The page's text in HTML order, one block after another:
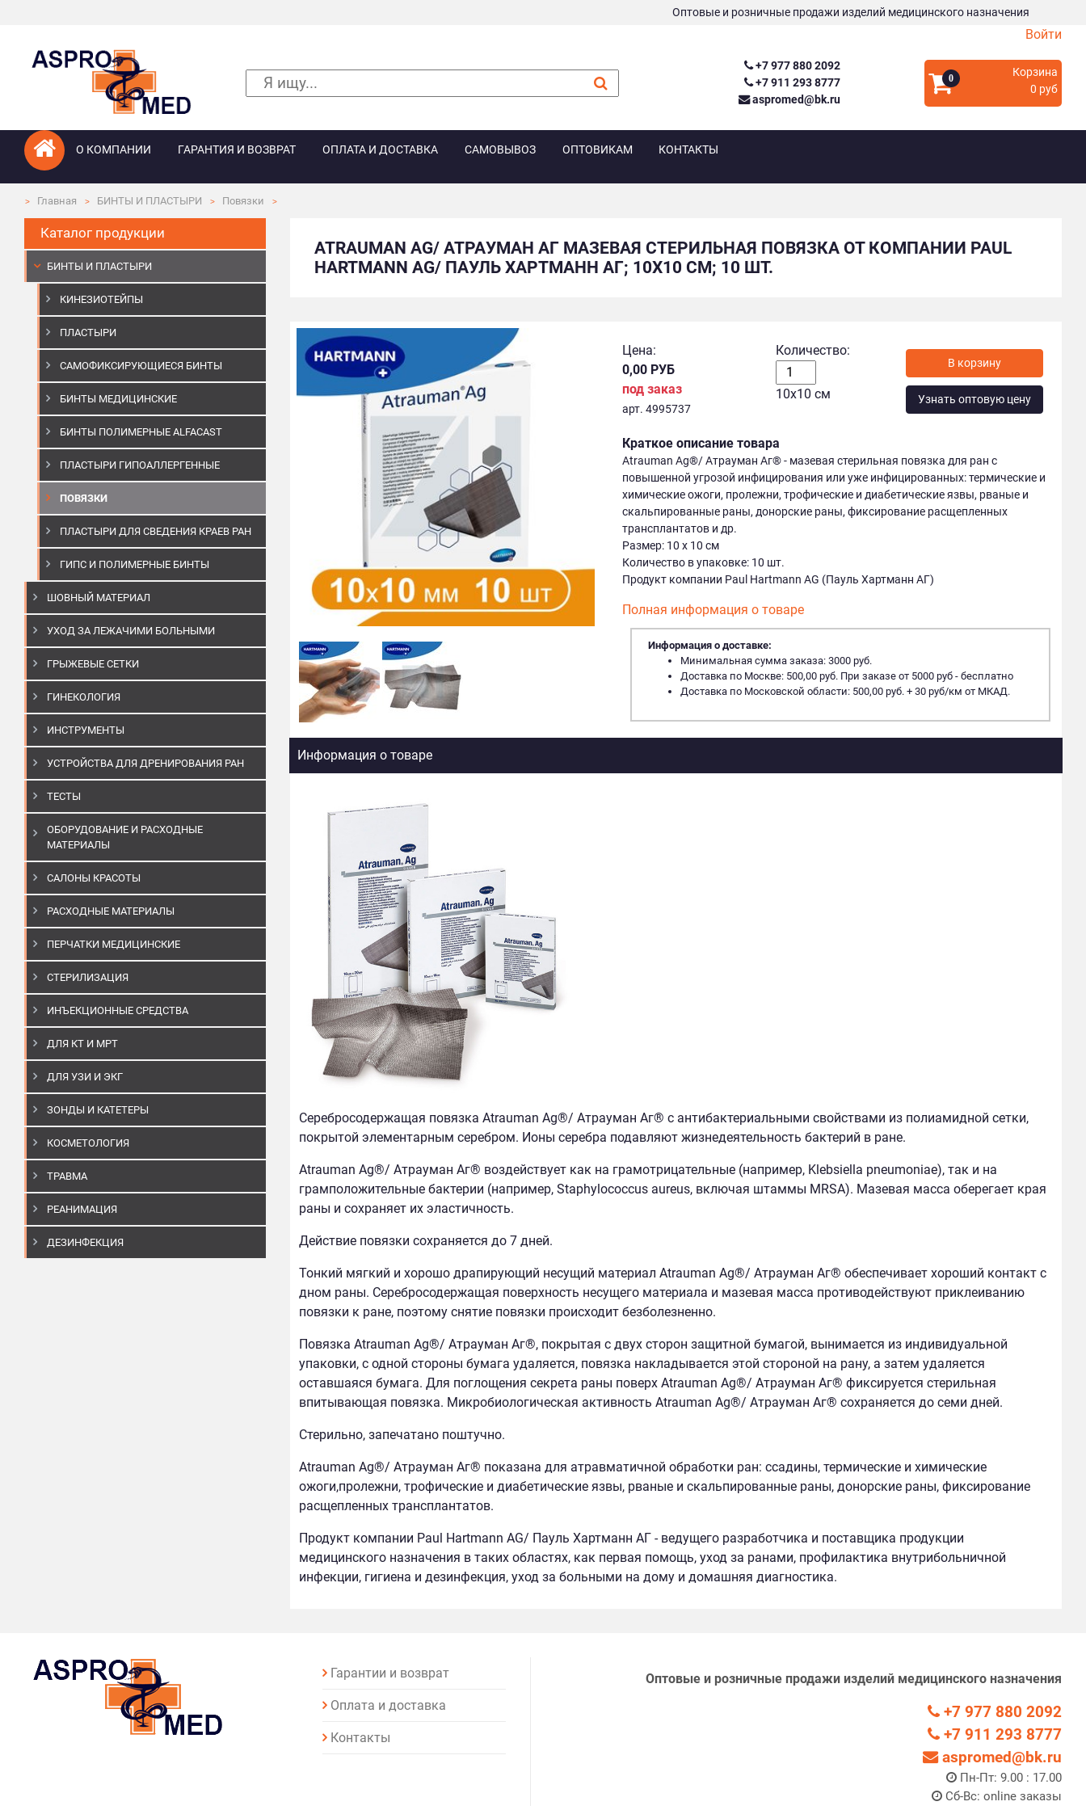
Оптовые и розничные продажи изделий медицинского назначения
Войти
+7 977 880 2092
+7 911 293 8777
aspromed@bk.ru
0
Корзина
0 руб
О КОМПАНИИ ГАРАНТИЯ И ВОЗВРАТ ОПЛАТА И ДОСТАВКА САМОВЫВОЗ ОПТОВИКАМ КОНТАКТЫ
Главная БИНТЫ И ПЛАСТЫРИ Повязки
Каталог продукции
БИНТЫ И ПЛАСТЫРИ
КИНЕЗИОТЕЙПЫ
ПЛАСТЫРИ
САМОФИКСИРУЮЩИЕСЯ БИНТЫ
БИНТЫ МЕДИЦИНСКИЕ
БИНТЫ ПОЛИМЕРНЫЕ ALFACAST
ПЛАСТЫРИ ГИПОАЛЛЕРГЕННЫЕ
ПОВЯЗКИ
ПЛАСТЫРИ ДЛЯ СВЕДЕНИЯ КРАЕВ РАН
ГИПС И ПОЛИМЕРНЫЕ БИНТЫ
ШОВНЫЙ МАТЕРИАЛ
УХОД ЗА ЛЕЖАЧИМИ БОЛЬНЫМИ
ГРЫЖЕВЫЕ СЕТКИ
ГИНЕКОЛОГИЯ
ИНСТРУМЕНТЫ
УСТРОЙСТВА ДЛЯ ДРЕНИРОВАНИЯ РАН
ТЕСТЫ
ОБОРУДОВАНИЕ И РАСХОДНЫЕ
МАТЕРИАЛЫ
САЛОНЫ КРАСОТЫ
РАСХОДНЫЕ МАТЕРИАЛЫ
ПЕРЧАТКИ МЕДИЦИНСКИЕ
СТЕРИЛИЗАЦИЯ
ИНЪЕКЦИОННЫЕ СРЕДСТВА
ДЛЯ КТ И МРТ
ДЛЯ УЗИ И ЭКГ
ЗОНДЫ И КАТЕТЕРЫ
КОСМЕТОЛОГИЯ
ТРАВМА
РЕАНИМАЦИЯ
ДЕЗИНФЕКЦИЯ
ATRAUMAN AG/ АТРАУМАН АГ МАЗЕВАЯ СТЕРИЛЬНАЯ ПОВЯЗКА ОТ КОМПАНИИ PAUL
HARTMANN AG/ ПАУЛЬ ХАРТМАНН АГ; 10Х10 СМ; 10 ШТ.
Цена:
0,00 РУБ
под заказ
арт. 4995737
Количество:
10х10 см
В корзину
Узнать оптовую цену
Краткое описание товара
Atrauman Ag®/ Атрауман Аг® - мазевая стерильная повязка для ран с
повышенной угрозой инфицирования или уже инфицированных: термические и
химические ожоги, пролежни, трофические и диабетические язвы, рваные и
скальпированные раны, донорские раны, фиксирование расщепленных
трансплантатов и др.
Размер: 10 х 10 см
Количество в упаковке: 10 шт.
Продукт компании Paul Hartmann AG (Пауль Хартманн АГ)
Полная информация о товаре
Информация о доставке:
Минимальная сумма заказа: 3000 руб.
Доставка по Москве: 500,00 руб. При заказе от 5000 руб - бесплатно
Доставка по Московской области: 500,00 руб. + 30 руб/км от МКАД.
Информация о товаре
Серебросодержащая повязка Atrauman Ag®/ Атрауман Аг® с антибактериальными свойствами из полиамидной сетки,
покрытой элементарным серебром. Ионы серебра подавляют жизнедеятельность бактерий в ране.
Atrauman Ag®/ Атрауман Аг® воздействует как на грамотрицательные (например, Klebsiella pneumoniae), так и на
грамположительные бактерии (например, Staphylococcus aureus, включая штаммы MRSA). Мазевая масса оберегает края
раны и сохраняет их эластичность.
Действие повязки сохраняется до 7 дней.
Тонкий мягкий и хорошо драпирующий несущий материал Atrauman Ag®/ Атрауман Аг® обеспечивает хороший контакт с
дном раны. Серебросодержащая поверхность несущего материала и мазевая масса противодействуют приклеиванию
повязки к ране, поэтому снятие повязки происходит безболезненно.
Повязка Atrauman Ag®/ Атрауман Аг®, покрытая с двух сторон защитной бумагой, вынимается из индивидуальной
упаковки, с одной стороны бумага удаляется, повязка накладывается этой стороной на рану, а затем удаляется
оставшаяся бумага. Для поглощения секрета раны поверх Atrauman Ag®/ Атрауман Аг® фиксируется стерильная
впитывающая повязка. Микробиологическая активность Atrauman Ag®/ Атрауман Аг® сохраняется до семи дней.
Стерильно, запечатано поштучно.
Atrauman Ag®/ Атрауман Аг® показана для атравматичной обработки ран: ссадины, термические и химические
ожоги,пролежни, трофические и диабетические язвы, рваные и скальпированные раны, донорские раны, фиксирование
расщепленных трансплантатов.
Продукт компании Paul Hartmann AG/ Пауль Хартманн АГ - ведущего разработчика и поставщика продукции
медицинского назначения в таких областях, как первая помощь, уход за ранами, профилактика внутрибольничной
инфекции, гигиена и дезинфекция, уход за больными на дому и домашняя диагностика.
Гарантии и возврат
Оплата и доставка
Контакты
Оптовые и розничные продажи изделий медицинского назначения
+7 977 880 2092
+7 911 293 8777
aspromed@bk.ru
Пн-Пт: 9.00 : 17.00
Сб-Вс: online заказы